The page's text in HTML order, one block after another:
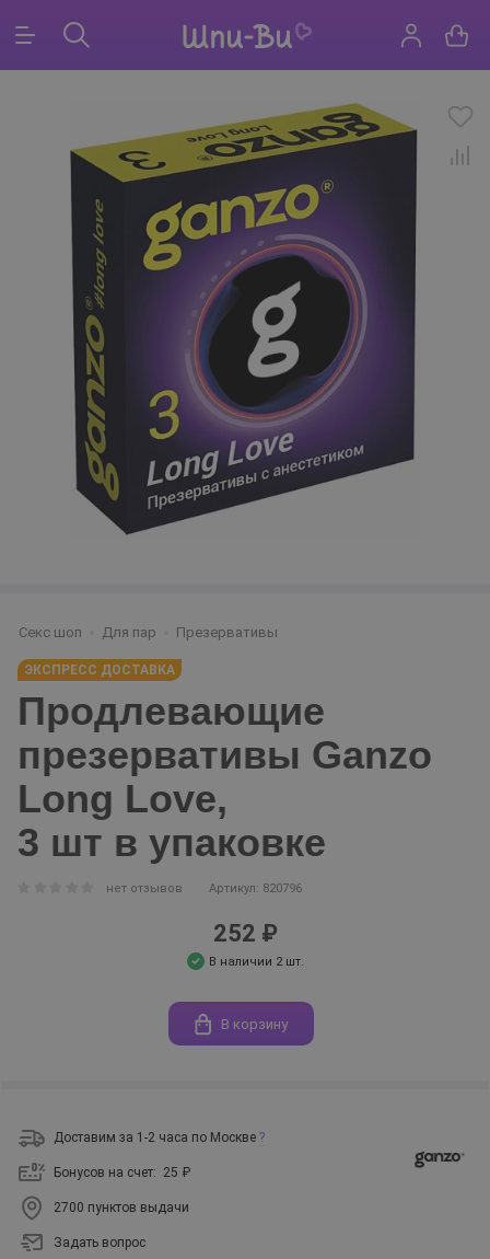
Секс шоп Для пар Презервативы
ЭКСПРЕСС ДОСТАВКА
Продлевающие
презервативы Ganzo
Long Love,
3 шт в упаковке
нет отзывов Артикул: 820796
252 ₽
В наличии 2 шт.
В корзину
Доставим за 1-2 часа по Москве ?
Бонусов на счет: 25 ₽
2700 пунктов выдачи
Задать вопрос